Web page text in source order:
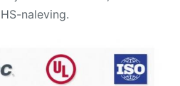
naleving.